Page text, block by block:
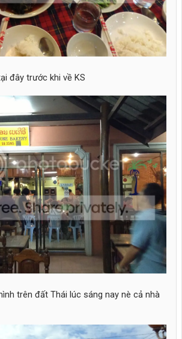
đây trước khi về KS
trên đất Thái lúc sáng nay nè cả nhà